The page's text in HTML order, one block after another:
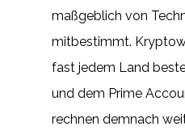
maßgeblich von
mitbestimmt.
fast jedem Land
und dem Prime
rechnen demnach